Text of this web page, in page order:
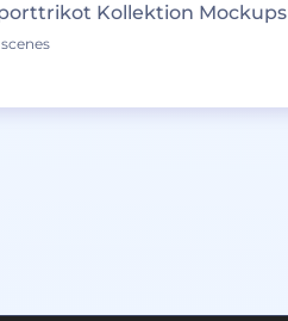
Kollektion Mockups
scenes